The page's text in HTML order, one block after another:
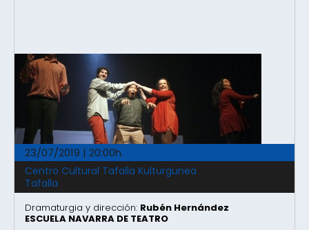
23/07/2019 | 20:00h.
Centro Cultural Tafalla Kulturgunea
Tafalla
Dramaturgia y dirección: Rubén Hernández
ESCUELA NAVARRA DE TEATRO